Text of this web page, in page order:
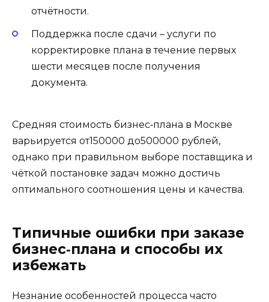
отчётности.
Поддержка после сдачи – услуги по
корректировке плана в течение первых
шести месяцев после получения
документа.
Средняя стоимость бизнес‑плана в Москве
варьируется от150000 до500000 рублей,
однако при правильном выборе поставщика и
чёткой постановке задач можно достичь
оптимального соотношения цены и качества.
Типичные ошибки при заказе
бизнес‑плана и способы их
избежать
Незнание особенностей процесса часто